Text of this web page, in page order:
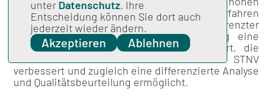
Anzahl durchzuführender Stellungnahmeverfahren
(STNV), wachsender Fallzahlen und begrenzter
Ressourcen wurde mit der Beauftragung eine
konzeptionelle Weiterentwicklung gefordert, die
sowohl die Effektivität und Effizienz des STNV
verbessert und zugleich eine differenzierte Analyse
und Qualitätsbeurteilung ermöglicht.
unter Datenschutz. Ihre
Entscheidung können Sie dort auch
jederzeit wieder ändern.
Akzeptieren Ablehnen